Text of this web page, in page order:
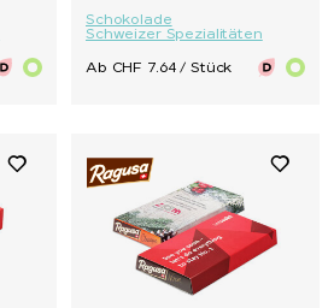
Schokolade
Schweizer Spezialitäten
Ab CHF 7.64 / Stück